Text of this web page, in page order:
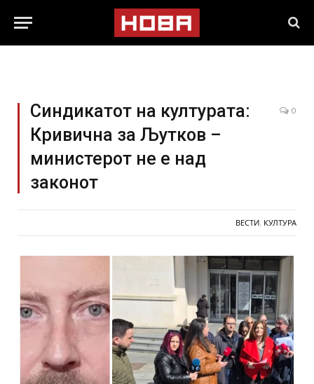
Синдикатот на културата:
Кривична за Љутков –
министерот не е над
законот
0
ВЕСТИ КУЛТУРА